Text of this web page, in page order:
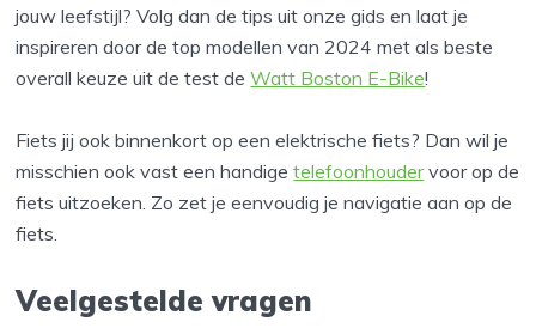
jouw leefstijl? Volg dan de tips uit onze gids en laat je
inspireren door de top modellen van 2024 met als beste
overall keuze uit de test deWatt Boston E-Bike!
Fiets jij ook binnenkort op een elektrische fiets? Dan wil je
misschien ook vast een handigetelefoonhoudervoor op de
fiets uitzoeken. Zo zet je eenvoudig je navigatie aan op de
fiets.
Veelgestelde vragen